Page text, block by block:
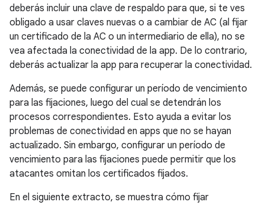
deberás incluir una clave de respaldo para que, si te ves
obligado a usar claves nuevas o a cambiar de AC (al fijar
un certificado de la AC o un intermediario de ella), no se
vea afectada la conectividad de la app. De lo contrario,
deberás actualizar la app para recuperar la conectividad.
Además, se puede configurar un período de vencimiento
para las fijaciones, luego del cual se detendrán los
procesos correspondientes. Esto ayuda a evitar los
problemas de conectividad en apps que no se hayan
actualizado. Sin embargo, configurar un período de
vencimiento para las fijaciones puede permitir que los
atacantes omitan los certificados fijados.
En el siguiente extracto, se muestra cómo fijar